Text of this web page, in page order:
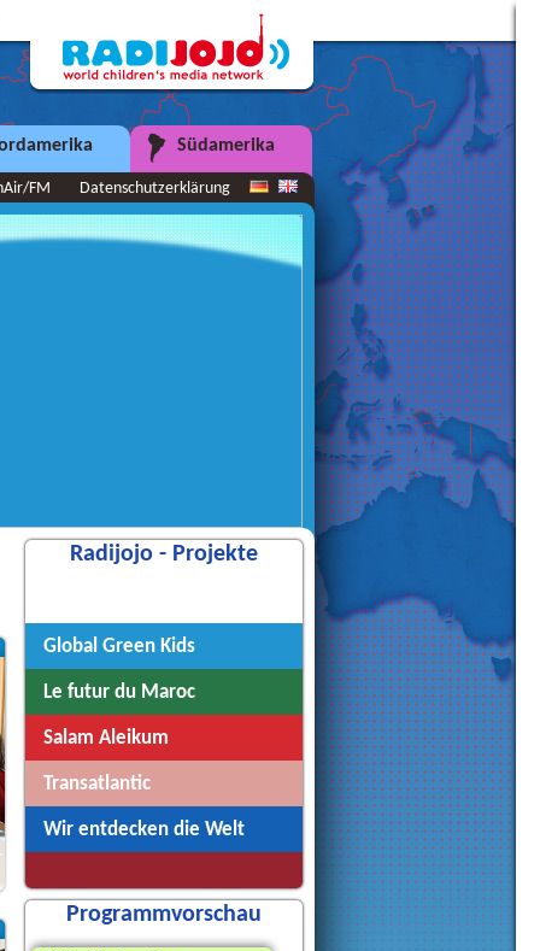
Südamerika
FM Datenschutzerklärung
Radijojo - Projekte
Global Green Kids
Le futur du Maroc
Salam Aleikum
Transatlantic
Wir entdecken die Welt
Programmvorschau